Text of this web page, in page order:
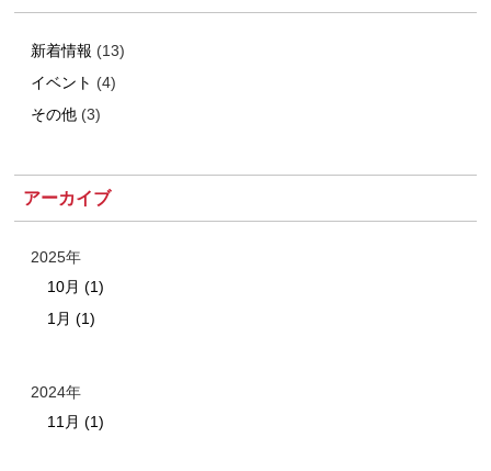
新着情報 (13)
イベント (4)
その他 (3)
アーカイブ
2025年
10月 (1)
1月 (1)
2024年
11月 (1)